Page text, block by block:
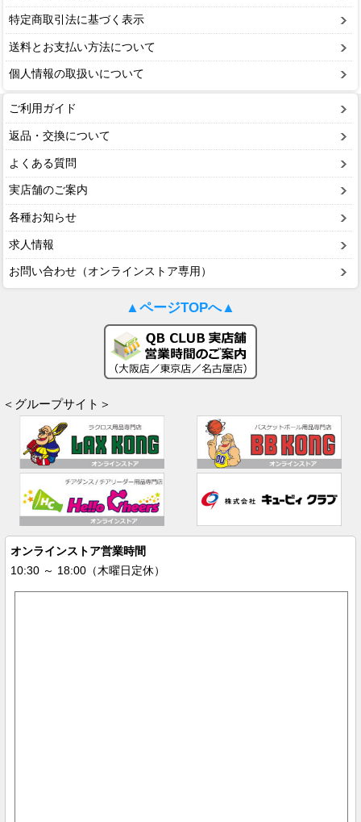
特定商取引法に基づく表示
送料とお支払い方法について
個人情報の取扱いについて
ご利用ガイド
返品・交換について
よくある質問
実店舗のご案内
各種お知らせ
求人情報
お問い合わせ（オンラインストア専用）
▲ページTOPへ▲
＜グループサイト＞
オンラインストア営業時間
10:30 ～ 18:00（木曜日定休）